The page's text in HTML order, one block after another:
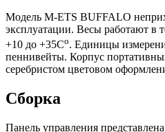
Модель M-ETS BUFFALO
эксплуатации. Весы работают в
+10 до +35Сo. Единицы
пеннивейты. Корпус
серебристом цветовом
Сборка
Панель управления